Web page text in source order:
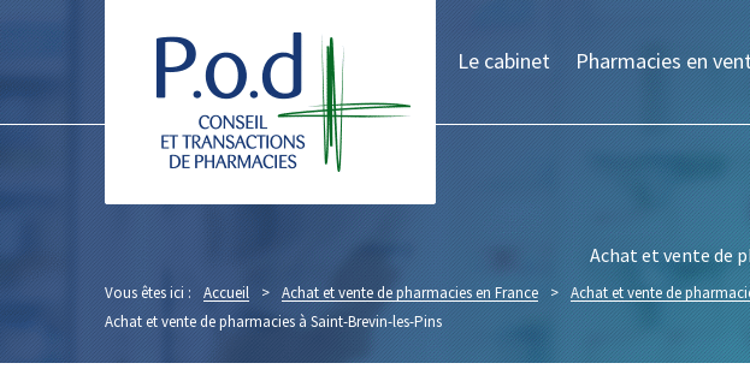
Le cabinet Pharmacies en
Achat et vente de
Vous êtes ici : Accueil > Achat et vente de pharmacies en France > Achat et vente de
Achat et vente de pharmacies à Saint-Brevin-les-Pins